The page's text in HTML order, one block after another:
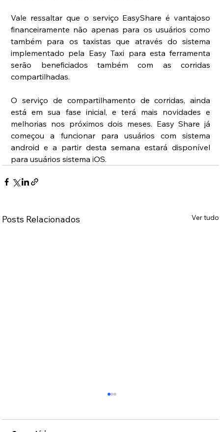
Vale ressaltar que o serviço EasyShare é vantajoso
financeiramente não apenas para os usuários como
também para os taxistas que através do sistema
implementado pela Easy Taxi para esta ferramenta
serão beneficiados também com as corridas
compartilhadas.
O serviço de compartilhamento de corridas, ainda
está em sua fase inicial, e terá mais novidades e
melhorias nos próximos dois meses. Easy Share já
começou a funcionar para usuários com sistema
android e a partir desta semana estará disponível
para usuários sistema iOS.
Posts Relacionados Ver tudo